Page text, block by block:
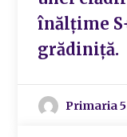
înălțime
grădiniță.
Primaria 5